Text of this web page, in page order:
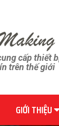
cấp thiết
trên thế giới
GIỚI THIỆU